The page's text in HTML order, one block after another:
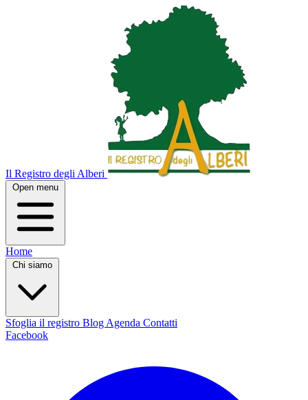
Il Registro degli Alberi
Open menu
Home
Chi siamo
Sfoglia il registro Blog Agenda Contatti
Facebook